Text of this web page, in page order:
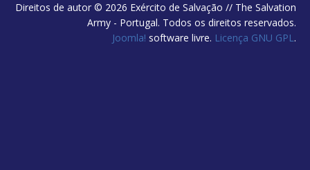
Direitos de autor © 2026 Exército de Salvação // The Salvation
Army - Portugal. Todos os direitos reservados.
Joomla! software livre. Licença GNU GPL.